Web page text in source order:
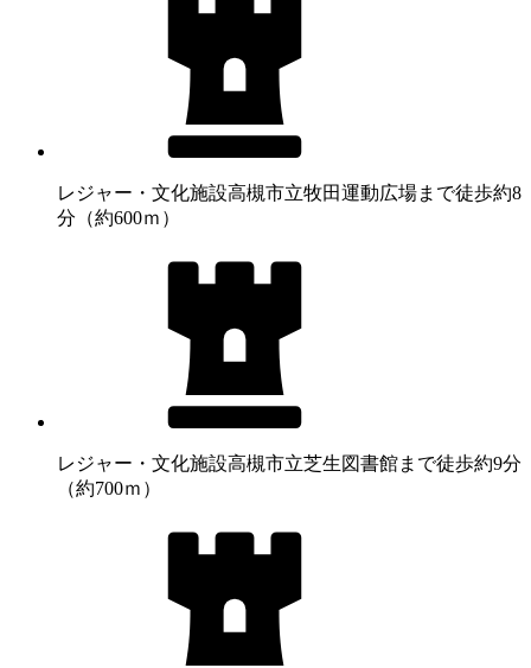
レジャー・文化施設高槻市立牧田運動広場まで徒歩約8
分（約600ｍ）
レジャー・文化施設高槻市立芝生図書館まで徒歩約9分
（約700ｍ）